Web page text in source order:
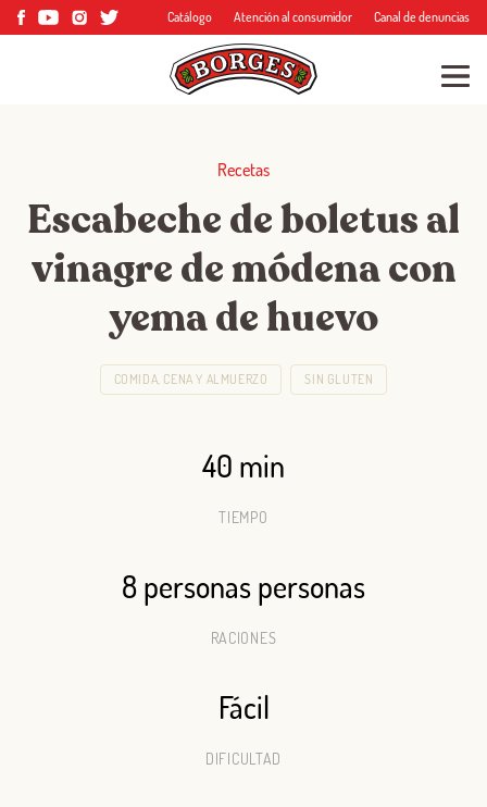
Catálogo Atención al consumidor Canal de denuncias
Recetas
Escabeche de boletus al
vinagre de módena con
yema de huevo
COMIDA, CENA Y ALMUERZO SIN GLUTEN
40 min
TIEMPO
8 personas personas
RACIONES
Fácil
DIFICULTAD